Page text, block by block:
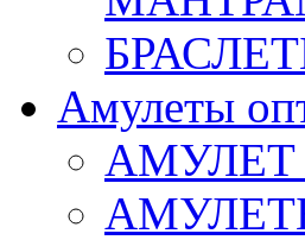
Амулеты
АМУЛЕТ